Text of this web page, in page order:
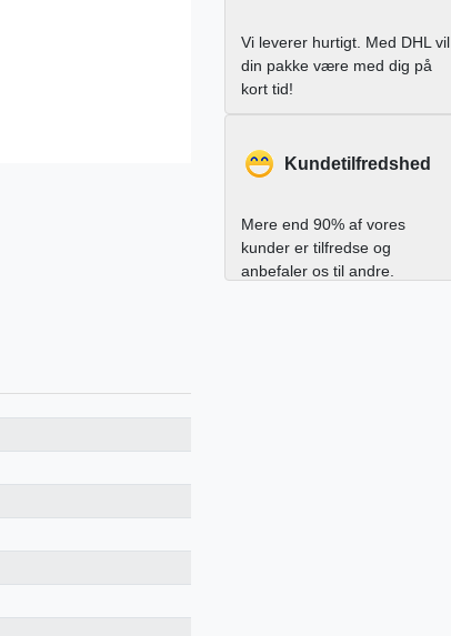
Vi leverer hurtigt. Med DHL vil
din pakke være med dig på
kort tid!
Kundetilfredshed
Mere end 90% af vores
kunder er tilfredse og
anbefaler os til andre.